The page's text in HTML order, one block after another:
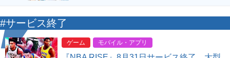
#サービス終了
ゲーム モバイル・アプリ